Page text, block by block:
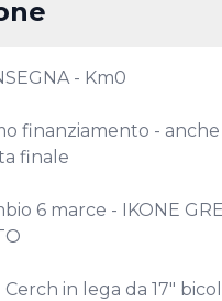
- Km0
finanziamento -
finale
6 marce - IKONE
in lega da 17"